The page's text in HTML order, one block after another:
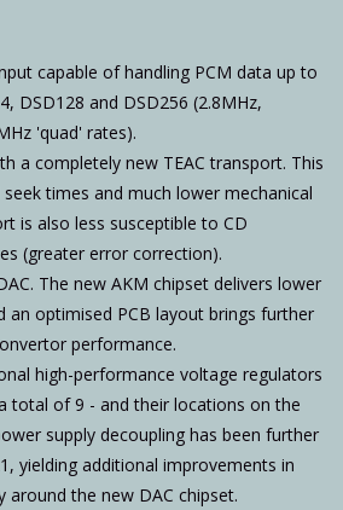
capable of handling PCM data up to
DSD128 and DSD256 (2.8MHz,
'quad' rates).
a completely new TEAC transport. This
times and much lower mechanical
is also less susceptible to CD
(greater error correction).
The new AKM chipset delivers lower
an optimised PCB layout brings further
performance.
high-performance voltage regulators
total of 9 - and their locations on the
supply decoupling has been further
yielding additional improvements in
around the new DAC chipset.